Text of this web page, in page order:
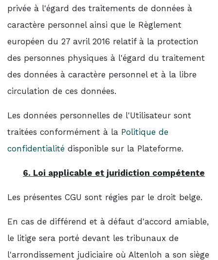
privée à l'égard des traitements de données à
caractère personnel ainsi que le Règlement
européen du 27 avril 2016 relatif à la protection
des personnes physiques à l'égard du traitement
des données à caractère personnel et à la libre
circulation de ces données.
Les données personnelles de l'Utilisateur sont
traitées conformément à la Politique de
confidentialité disponible sur la Plateforme.
6. Loi applicable et juridiction compétente
Les présentes CGU sont régies par le droit belge.
En cas de différend et à défaut d'accord amiable,
le litige sera porté devant les tribunaux de
l'arrondissement judiciaire où Altenloh a son siège